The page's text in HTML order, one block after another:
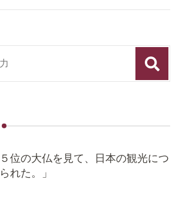
位の大仏を見て、日本の観光につ
れた。」